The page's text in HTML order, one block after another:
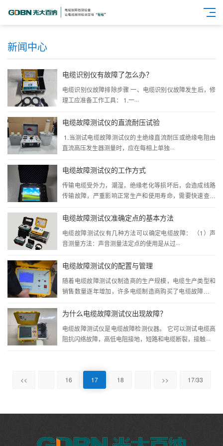
新闻中心
电缆识别仪有故障了怎么办？
电缆识别仪故障排除步骤 一、电缆识别仪故障发生后，修
理工应准备工作工具： 1.一···
电缆故障测试仪的直流耐压试验
1.当测试电缆故障测试仪的主绝缘直流耐压或绝缘电阻由
直流高压发生器测量时，应在每相上单独···
电缆故障测试仪的工作方式
传输电缆受外力，潮湿，绝缘老化等损坏后，会造成线路
传输故障，严重影响正常生产和使用寿命，需要快速查找
电缆故障测试仪准确定点的基本方法
电缆故障测试仪有几种方法可以确定电缆故障： （1）声
音测量方法：声音测量法定点的使用是从过···
电缆故障测试仪的配置与管理
随着电缆故障测试仪制造商的生产规模，电缆生产类型和
销售数量逐年增加，许多电缆制造商购买了电缆故障测试
为什么电缆故障测试仪出现故障？
电缆故障测试仪是电缆故障检测仪器。 它可以测试电缆高
阻抗闪络故障，高低电阻接地，短路和电缆断裂，接触···
<< 16 17 18 >> 17/33